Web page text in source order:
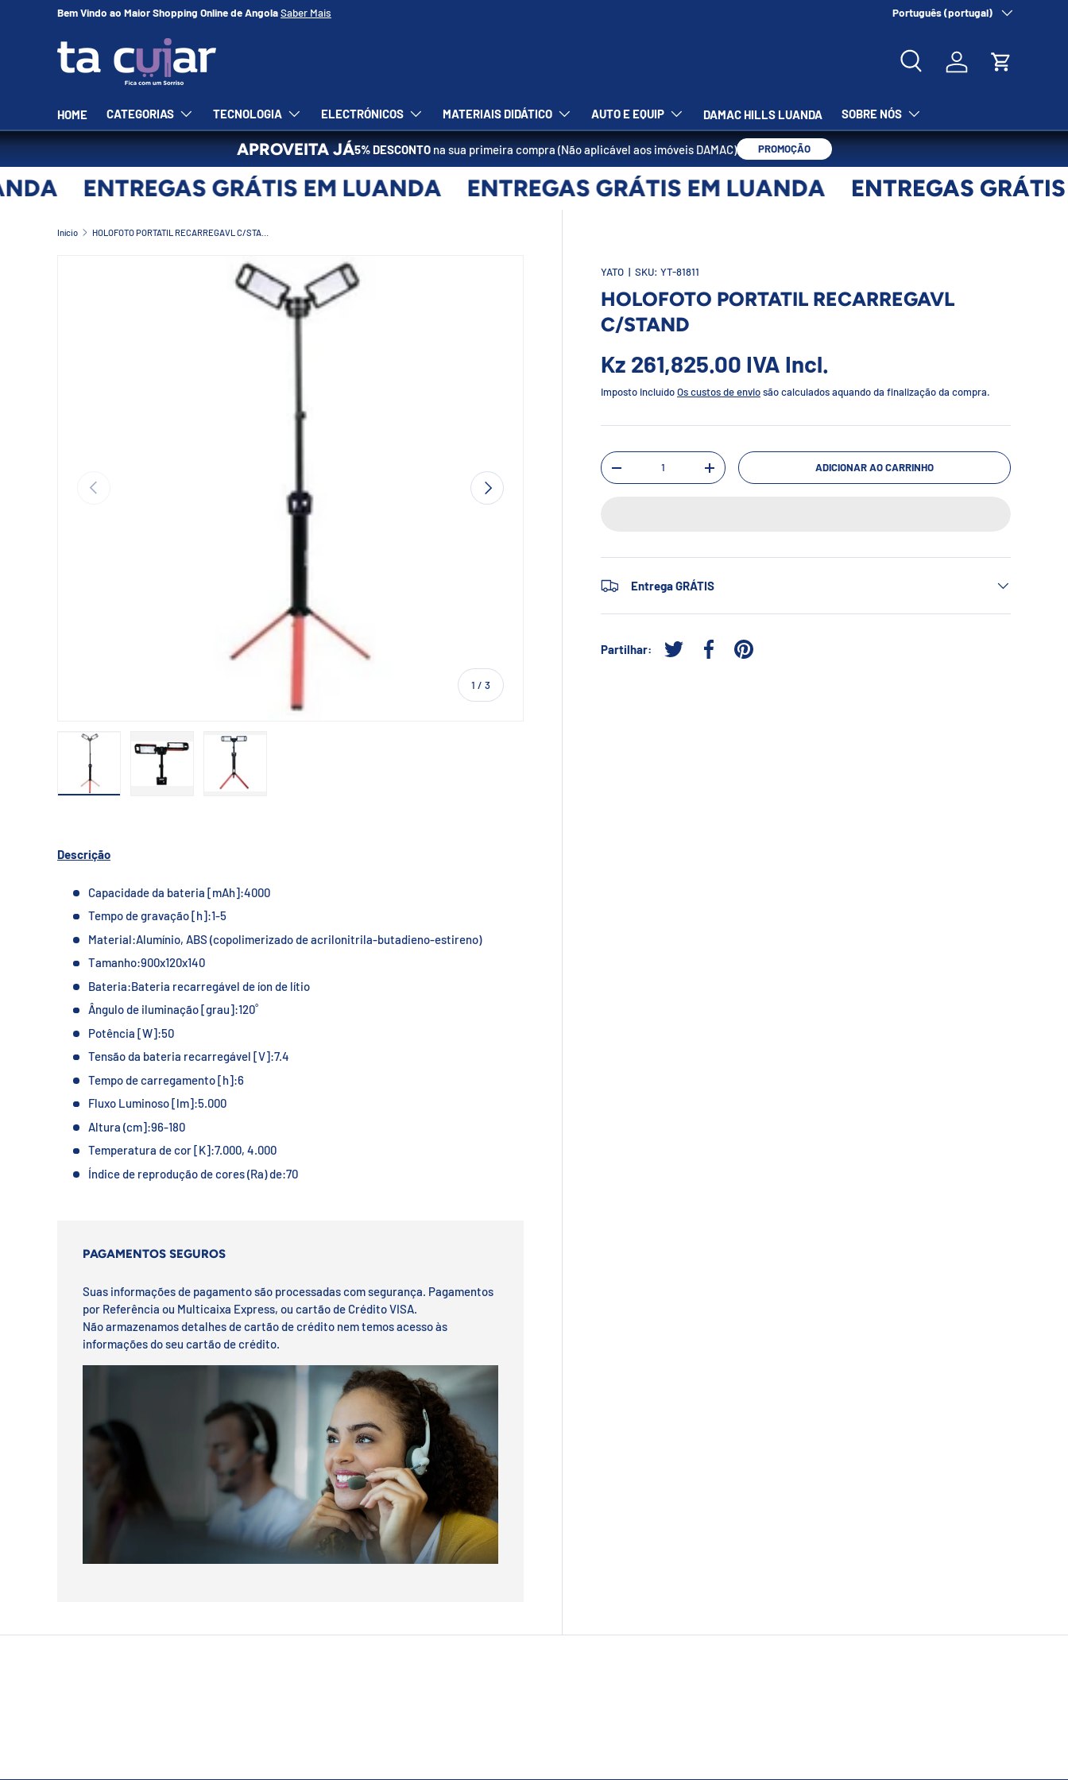
Bem Vindo ao Maior Shopping Online de AngolaSaber Mais Nosso Endereço:Condomínio
Idioma
Português (portugal)
PesquisarIniciar sessãoCarrinho
HOME CATEGORIAS TECNOLOGIA ELECTRÓNICOS MATERIAIS DIDÁTICO AUTO E EQUIP DAMAC HILLS LUANDA SOBRE NÓS
APROVEITA JÁ5% DESCONTO na sua primeira compra (Não aplicável aos imóveis DAMAC) PROMOÇÃO
ENTREGAS GRÁTIS EM LUANDA ENTREGAS GRÁTIS EM LUANDA ENTREGAS GRÁTIS
Início HOLOFOTO PORTATIL RECARREGAVL C/STAND
ANTERIOR
1 / de
3
SEGUINTE
YATO | SKU: YT-81811
HOLOFOTO PORTATIL RECARREGAVL
C/STAND
Kz 261,825.00 IVA Incl.
Imposto incluídoOs custos de enviosão calculados aquando da finalização da compra.
Qtd.
-
+ ADICIONAR AO CARRINHO
Entrega GRÁTIS
Partilhar:
Tweetar no Twitter
Partilhar no Facebook
Afixar no Pinterest
Descrição
Capacidade da bateria [mAh]:4000
Tempo de gravação [h]:1-5
Material:Alumínio, ABS (copolimerizado de acrilonitrila-butadieno-estireno)
Tamanho:900x120x140
Bateria:Bateria recarregável de íon de lítio
Ângulo de iluminação [grau]:120˚
Potência [W]:50
Tensão da bateria recarregável [V]:7.4
Tempo de carregamento [h]:6
Fluxo Luminoso [lm]:5.000
Altura (cm]:96-180
Temperatura de cor [K]:7.000, 4.000
Índice de reprodução de cores (Ra) de:70
PAGAMENTOS SEGUROS
Suas informações de pagamento são processadas com segurança. Pagamentos
por Referência ou Multicaixa Express, ou cartão de Crédito VISA.
Não armazenamos detalhes de cartão de crédito nem temos acesso às
informações do seu cartão de crédito.